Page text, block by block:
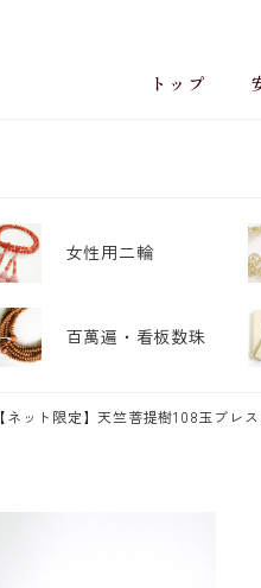
トップ
女性用二輪
百萬遍・ 看板数珠
【ネット限定】天竺菩提樹108玉ブレ